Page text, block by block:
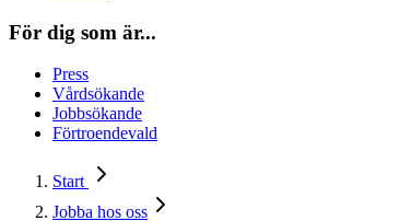
För dig som är...
Press
Vårdsökande
Jobbsökande
Förtroendevald
Start
Jobba hos oss